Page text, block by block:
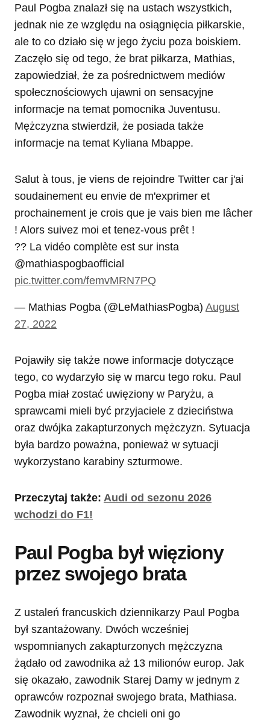
Paul Pogba znalazł się na ustach wszystkich,
jednak nie ze względu na osiągnięcia piłkarskie,
ale to co działo się w jego życiu poza boiskiem.
Zaczęło się od tego, że brat piłkarza, Mathias,
zapowiedział, że za pośrednictwem mediów
społecznościowych ujawni on sensacyjne
informacje na temat pomocnika Juventusu.
Mężczyzna stwierdził, że posiada także
informacje na temat Kyliana Mbappe.
Salut à tous, je viens de rejoindre Twitter car j'ai
soudainement eu envie de m'exprimer et
prochainement je crois que je vais bien me lâcher
! Alors suivez moi et tenez-vous prêt !
?? La vidéo complète est sur insta
@mathiaspogbaofficial
pic.twitter.com/femvMRN7PQ
— Mathias Pogba (@LeMathiasPogba) August
27, 2022
Pojawiły się także nowe informacje dotyczące
tego, co wydarzyło się w marcu tego roku. Paul
Pogba miał zostać uwięziony w Paryżu, a
sprawcami mieli być przyjaciele z dzieciństwa
oraz dwójka zakapturzonych mężczyzn. Sytuacja
była bardzo poważna, ponieważ w sytuacji
wykorzystano karabiny szturmowe.
Przeczytaj także: Audi od sezonu 2026
wchodzi do F1!
Paul Pogba był więziony
przez swojego brata
Z ustaleń francuskich dziennikarzy Paul Pogba
był szantażowany. Dwóch wcześniej
wspomnianych zakapturzonych mężczyzna
żądało od zawodnika aż 13 milionów europ. Jak
się okazało, zawodnik Starej Damy w jednym z
oprawców rozpoznał swojego brata, Mathiasa.
Zawodnik wyznał, że chcieli oni go